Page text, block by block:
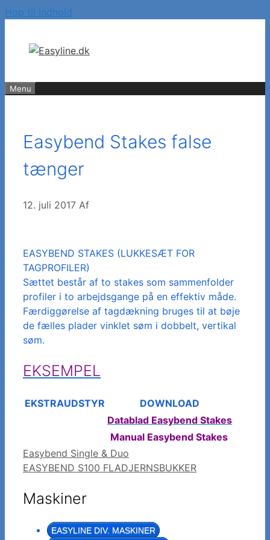
Hop til indhold
Menu
Easybend Stakes false
tænger
12. juli 2017 Af
EASYBEND STAKES (LUKKESÆT FOR
TAGPROFILER)
Sættet består af to stakes som sammenfolder
profiler i to arbejdsgange på en effektiv måde.
Færdiggørelse af tagdækning bruges til at bøje
de fælles plader vinklet søm i dobbelt, vertikal
søm.
EKSEMPEL
EKSTRAUDSTYR
DOWNLOAD
Datablad Easybend Stakes
Manual Easybend Stakes
Easybend Single & Duo
EASYBEND S100 FLADJERNSBUKKER
Maskiner
EASYLINE DIV. MASKINER